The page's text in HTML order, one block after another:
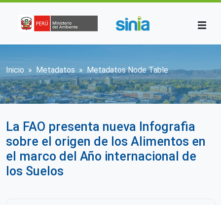
Sobrescribir enlaces de ayuda a la
Inicio Metadatos Metadatos Node Table
La FAO presenta nueva Infografia
sobre el origen de los Alimentos en
el marco del Año internacional de
los Suelos